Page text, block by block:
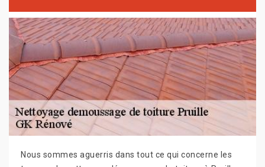
Nous sommes aguerris dans tout ce qui concerne les